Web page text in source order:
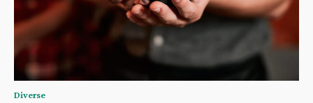
Diverse